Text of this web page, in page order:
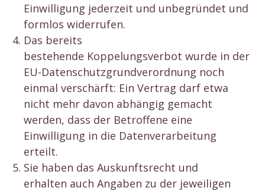
Einwilligung jederzeit und unbegründet und
formlos widerrufen.
Das bereits
bestehende Koppelungsverbot wurde in der
EU-Datenschutzgrundverordnung noch
einmal verschärft: Ein Vertrag darf etwa
nicht mehr davon abhängig gemacht
werden, dass der Betroffene eine
Einwilligung in die Datenverarbeitung
erteilt.
Sie haben das Auskunftsrecht und
erhalten auch Angaben zu der jeweiligen